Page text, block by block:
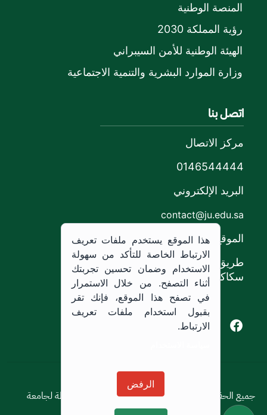
المنصة الوطنية
رؤية المملكة 2030
الهيئة الوطنية للأمن السيبراني
وزارة الموارد البشرية والتنمية الاجتماعية
اتصل بنا
مركز الاتصال
0146544444
البريد الإلكتروني
contact@ju.edu.sa
الموقع
طريق الملك خالد،
سكاكا, المملكة العربية السعودية.
Facebook of Jouf University
X of Jouf University
سياسة الاستخدام
جميع الحقوق محفوظة © 2026 جميع الحقوق محفوظة لجامعة
هذا الموقع يستخدم ملفات تعريف
الارتباط الخاصة للتأكد من سهولة
الاستخدام وضمان تحسين تجربتك
أثناء التصفح. من خلال الاستمرار
في تصفح هذا الموقع، فإنك تقر
بقبول استخدام ملفات تعريف
الارتباط.
الرفض